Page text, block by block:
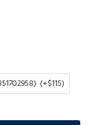
(+$115)